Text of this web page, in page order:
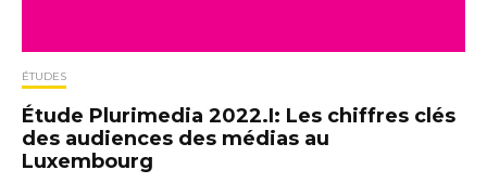
ÉTUDES
Étude Plurimedia 2022.I: Les chiffres clés
des audiences des médias au
Luxembourg